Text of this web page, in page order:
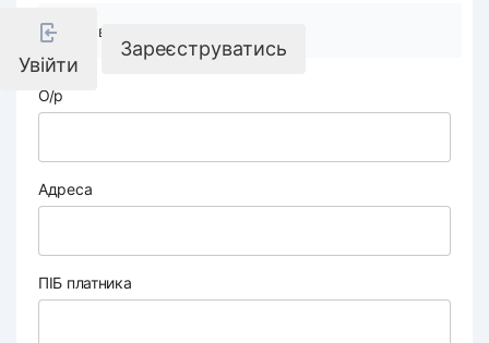
Увійти
Зареєструватись
Реквізити компанії
О/р
Адреса
ПІБ платника